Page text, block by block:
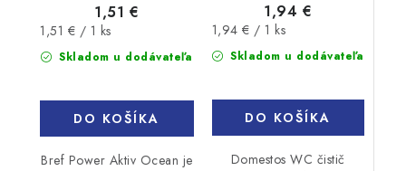
Skladom u dodávateľa
1,51 €
Jednotková
cena:
1,51 € / 1 ks
DO KOŠÍKA
Bref Power Aktiv Ocean je
Skladom u dodávateľa
1,94 €
Jednotková
cena:
1,94 € / 1 ks
DO KOŠÍKA
Domestos WC čistič